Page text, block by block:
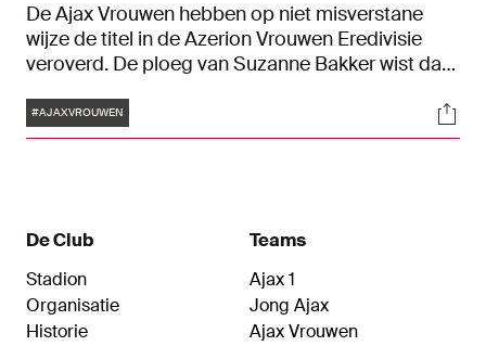
De Ajax Vrouwen hebben op niet misverstane
wijze de titel in de Azerion Vrouwen Eredivisie
veroverd. De ploeg van Suzanne Bakker wist dat
voor het kampioenschap en slaagde glansrijk in
die opdracht. PEC Zwolle werd met liefst 1-6
landskampioen.
Tags
#AJAXVROUWEN
De Club
Stadion
Organisatie
Historie
Teams
Ajax 1
Jong Ajax
Ajax Vrouwen